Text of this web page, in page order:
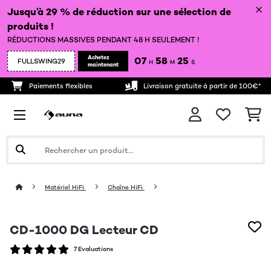
Jusqu’à 29 % de réduction sur une sélection de
produits !
RÉDUCTIONS MASSIVES PENDANT 48 H SEULEMENT !
FULLSWING29
Achetez
maintenant
07 H 58 M 23 S
Paiements flexibles Livraison gratuite à partir de 100€*
Matériel HiFi Chaîne HiFi
CD-1000 DG Lecteur CD
7 Evaluations